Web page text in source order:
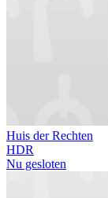
Huis der Rechten
HDR
Nu gesloten